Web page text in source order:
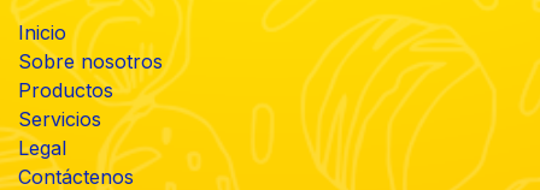
Inicio
Sobre nosotros
Productos
Servicios
Legal
Contáctenos